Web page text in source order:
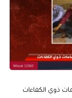
ذوي الكفاءات